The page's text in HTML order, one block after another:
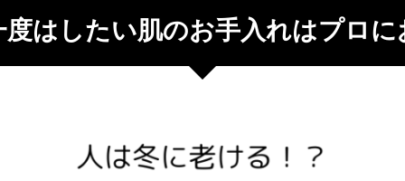
度はしたい肌のお手入れはプロに